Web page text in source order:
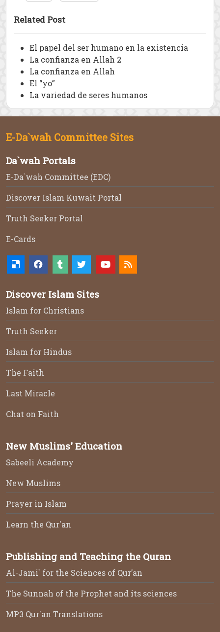
Related Post
El papel del ser humano en la existencia
La confianza en Allah 2
La confianza en Allah
El “yo”
La variedad de seres humanos
E-Da`wah Committee Sites
Da`wah Portals
E-Da`wah Committee (EDC)
Discover Islam Kuwait Portal
Truth Seeker Portal
E-Cards
Discover Islam Sites
Islam for Christians
Truth Seeker
Islam for Hindus
The Faith
Last Miracle
Chat on Faith
New Muslims' Education
Sabeeli Academy
New Muslims
Prayer in Islam
Learn the Qur'an
Publishing and Teaching the Quran
Al-Jami` for the Sciences of Qur’an
The Sunnah of the Prophet and its sciences
MP3 Qur'an Translations